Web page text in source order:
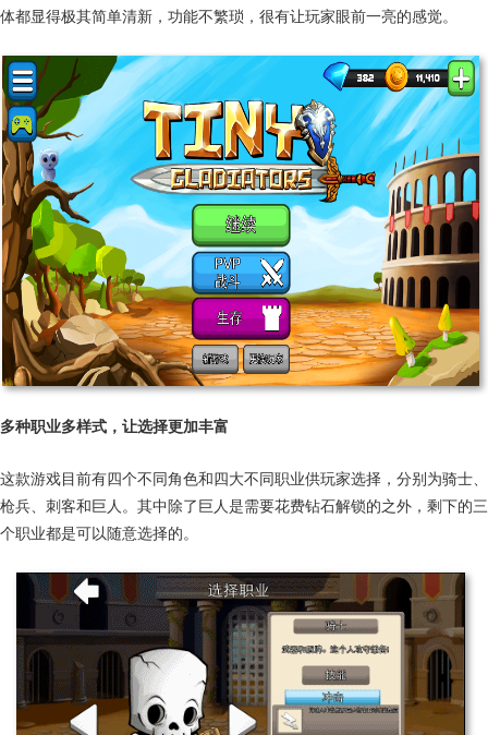
体都显得极其简单清新，功能不繁琐，很有让玩家眼前一亮的感觉。
多种职业多样式，让选择更加丰富
这款游戏目前有四个不同角色和四大不同职业供玩家选择，分别为骑士、
枪兵、刺客和巨人。其中除了巨人是需要花费钻石解锁的之外，剩下的三
个职业都是可以随意选择的。